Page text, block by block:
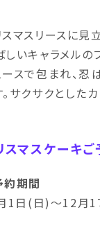
マスリースに見
しいキャラメルの
ースで包まれ、忍
。サクサクとした
スマスケーキ
約期間
1日(日)～12月